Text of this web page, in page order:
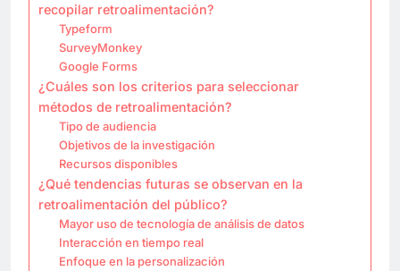
recopilar retroalimentación?
Typeform
SurveyMonkey
Google Forms
¿Cuáles son los criterios para seleccionar
métodos de retroalimentación?
Tipo de audiencia
Objetivos de la investigación
Recursos disponibles
¿Qué tendencias futuras se observan en la
retroalimentación del público?
Mayor uso de tecnología de análisis de datos
Interacción en tiempo real
Enfoque en la personalización